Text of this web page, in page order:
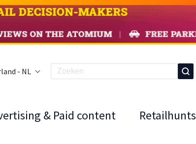
- NL
& Paid content Retailhunts